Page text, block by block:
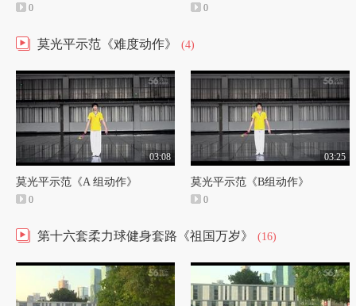
0 0
莫光平示范《难度动作》 (4)
03:08
莫光平示范《A 组动作》
0
03:25
莫光平示范《B组动作》
0
第十六套柔力球健身套路《祖国万岁》 (16)